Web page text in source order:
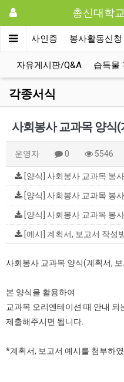
총신대학
사회봉사인증 봉사활동신청
자유게시판/Q&A 습득물
각종서식
사회봉사 교과목 양식
운영자 0 5546
[양식] 사회봉사 교과목 봉
[양식] 사회봉사 교과목 봉
[양식] 사회봉사 교과목 봉
[예시] 계획서, 보고서 작성
사회봉사 교과목 양식(계획서,
본 양식을 활용하여
교과목 오리엔테이션 때 안내 되
제출해주시면 됩니다.
*계획서, 보고서 예시를 첨부하